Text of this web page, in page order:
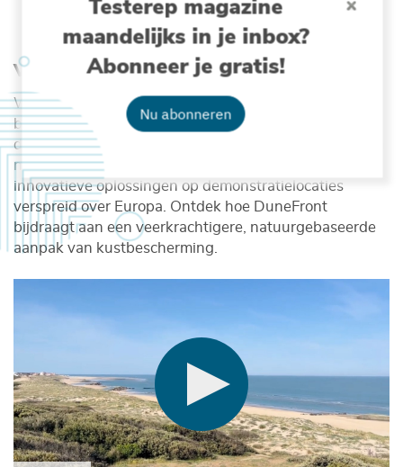
Testerep magazine
maandelijks in je inbox?
Abonneer je gratis!
Nu abonneren
Video 1: Kustbescherming herdenken
Wat is het DuneFront-project en waarom is het zo
belangrijk voor onze kusten? In deze video stellen we
de visie achter het project voor: van het versterken van
natuurlijke duinsystemen tot het testen van
innovatieve oplossingen op demonstratielocaties
verspreid over Europa. Ontdek hoe DuneFront
bijdraagt aan een veerkrachtigere, natuurgebaseerde
aanpak van kustbescherming.